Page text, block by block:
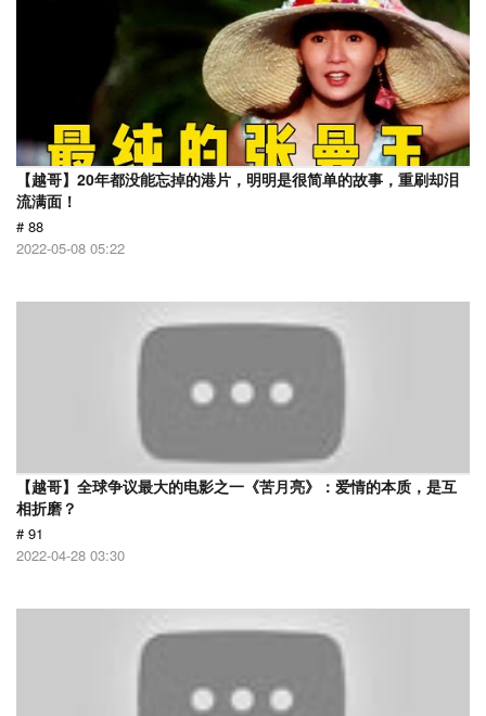
【越哥】20年都没能忘掉的港片，明明是很简单的故事，重刷却泪
流满面！
# 88
2022-05-08 05:22
【越哥】全球争议最大的电影之一《苦月亮》：爱情的本质，是互
相折磨？
# 91
2022-04-28 03:30